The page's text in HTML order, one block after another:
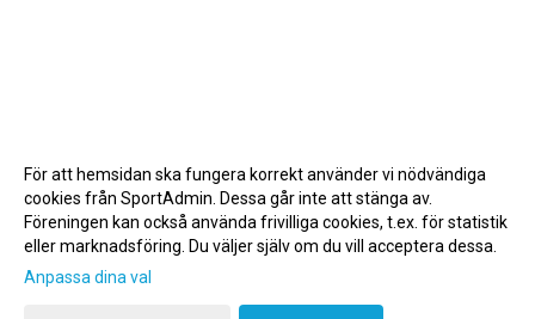
Gå till Webbversion
För att hemsidan ska fungera korrekt använder vi nödvändiga
cookies från SportAdmin. Dessa går inte att stänga av.
Föreningen kan också använda frivilliga cookies, t.ex. för statistik
eller marknadsföring. Du väljer själv om du vill acceptera dessa.
Anpassa dina val